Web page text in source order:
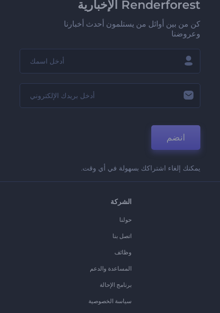
Renderforest الإخبارية
كن من بين أوائل من يستلمون أحدث أخبارنا
وعروضنا
انضم
يمكنك إلغاء اشتراكك بسهولة في أي وقت.
الشركة
حولنا
اتصل بنا
وظائف
المساعدة والدعم
برنامج الإحالة
سياسة الخصوصية